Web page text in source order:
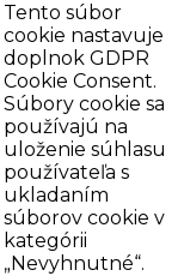
Tento súbor
cookie nastavuje
doplnok GDPR
Cookie Consent.
Súbory cookie sa
používajú na
uloženie súhlasu
používateľa s
ukladaním
súborov cookie v
kategórii
„Nevyhnutné“.